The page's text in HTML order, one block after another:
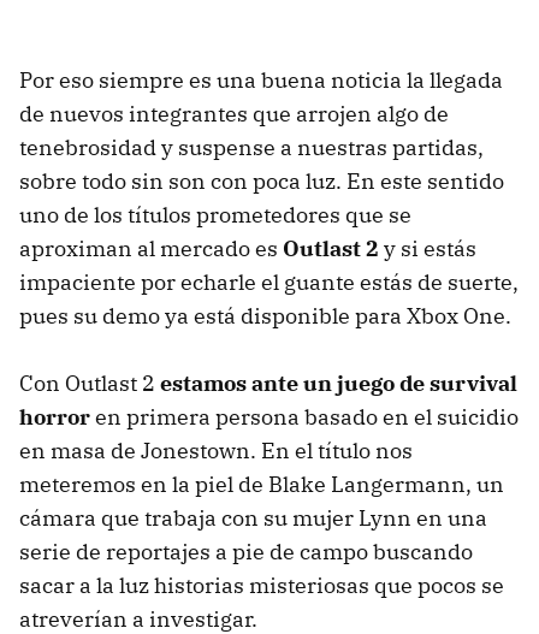
Por eso siempre es una buena noticia la llegada
de nuevos integrantes que arrojen algo de
tenebrosidad y suspense a nuestras partidas,
sobre todo sin son con poca luz. En este sentido
uno de los títulos prometedores que se
aproximan al mercado es Outlast 2 y si estás
impaciente por echarle el guante estás de suerte,
pues su demo ya está disponible para Xbox One.
Con Outlast 2 estamos ante un juego de survival
horroren primera persona basado en el suicidio
en masa de Jonestown. En el título nos
meteremos en la piel de Blake Langermann, un
cámara que trabaja con su mujer Lynn en una
serie de reportajes a pie de campo buscando
sacar a la luz historias misteriosas que pocos se
atreverían a investigar.